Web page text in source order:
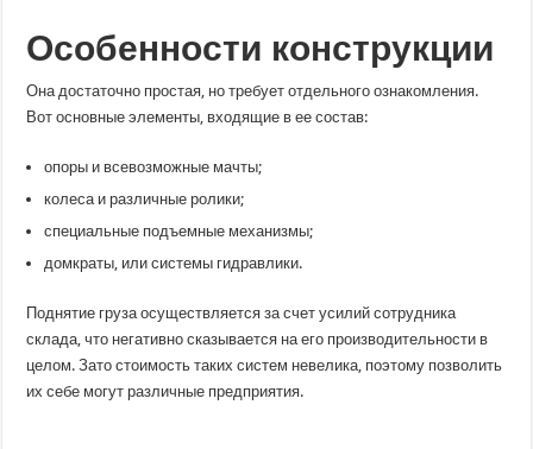
Особенности конструкции
Она достаточно простая, но требует отдельного ознакомления.
Вот основные элементы, входящие в ее состав:
опоры и всевозможные мачты;
колеса и различные ролики;
специальные подъемные механизмы;
домкраты, или системы гидравлики.
Поднятие груза осуществляется за счет усилий сотрудника
склада, что негативно сказывается на его производительности в
целом. Зато стоимость таких систем невелика, поэтому позволить
их себе могут различные предприятия.